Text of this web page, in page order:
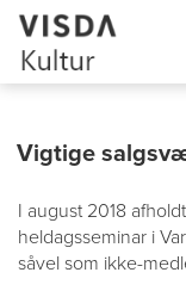
Vigtige
I august 2018
heldagsseminar i
såvel som ikke-